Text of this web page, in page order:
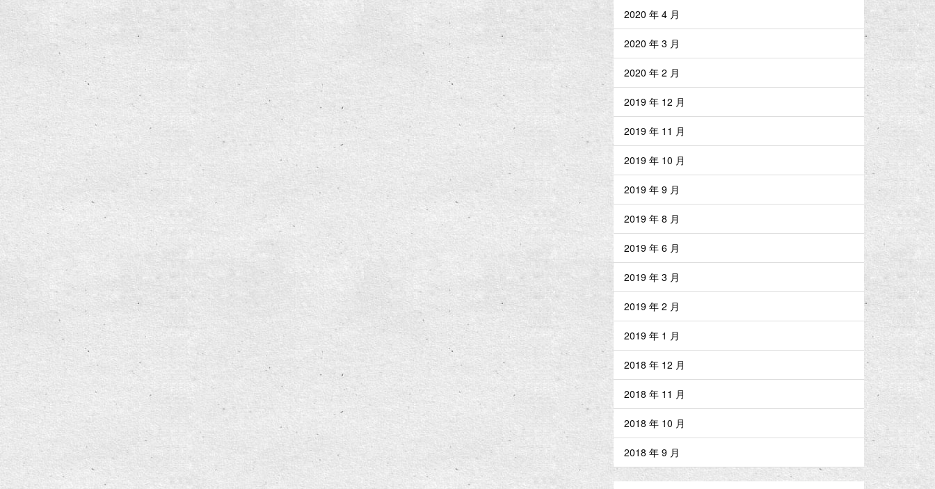
2020 年 4 月
2020 年 3 月
2020 年 2 月
2019 年 12 月
2019 年 11 月
2019 年 10 月
2019 年 9 月
2019 年 8 月
2019 年 6 月
2019 年 3 月
2019 年 2 月
2019 年 1 月
2018 年 12 月
2018 年 11 月
2018 年 10 月
2018 年 9 月